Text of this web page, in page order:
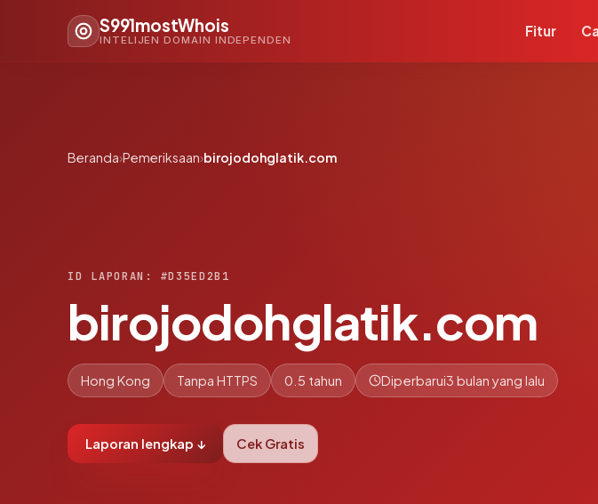
S991mostWhois
INTELIJEN DOMAIN INDEPENDEN
Fitur
Beranda›Pemeriksaan›birojodohglatik.com
ID LAPORAN: #D35ED2B1
birojodohglatik.com
Hong Kong Tanpa HTTPS 0.5 tahun Diperbarui3 bulan yang lalu
Laporan lengkap ↓ Cek Gratis